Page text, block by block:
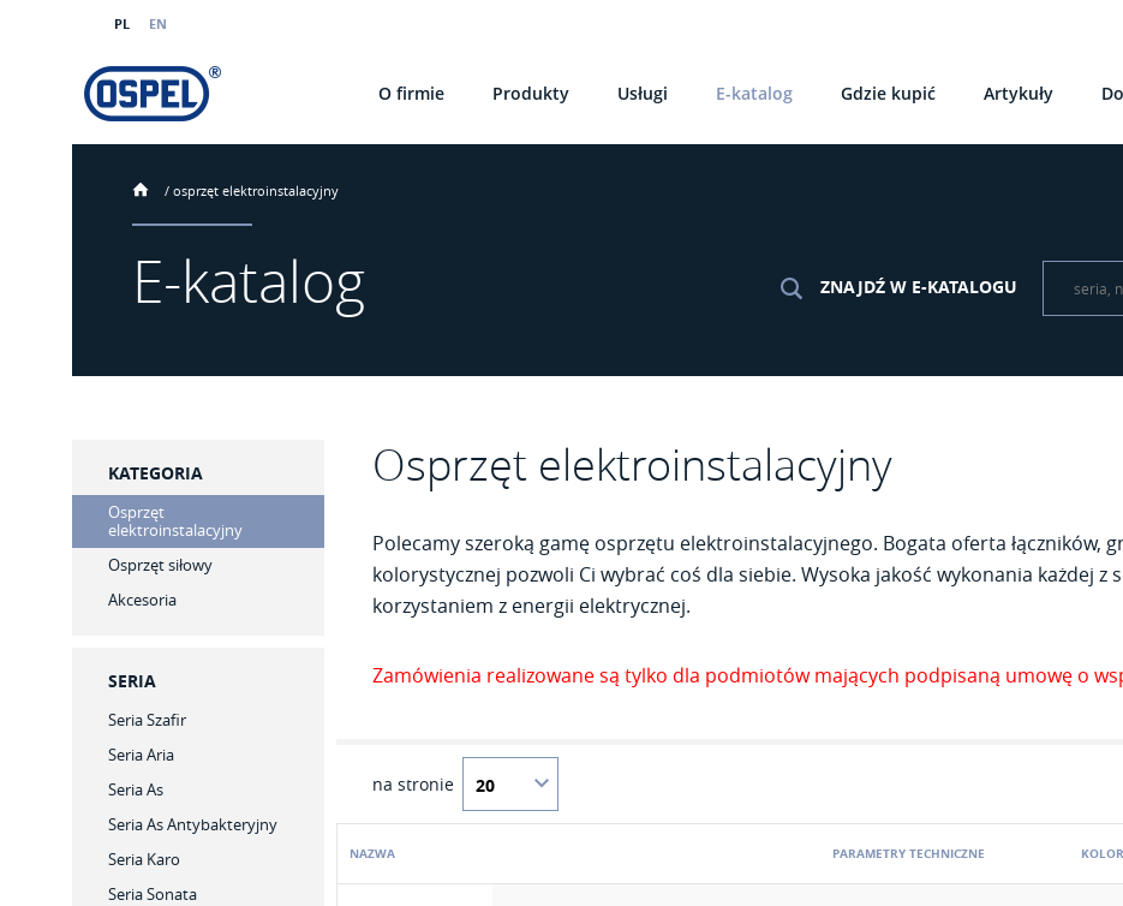
PL EN
O firmie Produkty Usługi E-katalog Gdzie kupić Artykuły
/ osprzęt elektroinstalacyjny
E-katalog ZNAJDŹ W E-KATALOGU
KATEGORIA
Osprzęt
elektroinstalacyjny
Osprzęt siłowy
Akcesoria
SERIA
Seria Szafir
Seria Aria
Seria As
Seria As Antybakteryjny
Seria Karo
Seria Sonata
Osprzęt elektroinstalacyjny
Polecamy szeroką gamę osprzętu elektroinstalacyjnego. Bogata oferta łączników,
kolorystycznej pozwoli Ci wybrać coś dla siebie. Wysoka jakość wykonania każdej z
korzystaniem z energii elektrycznej.
Zamówienia realizowane są tylko dla podmiotów mających podpisaną umowę o
na stronie
NAZWA PARAMETRY TECHNICZNE KOLOR